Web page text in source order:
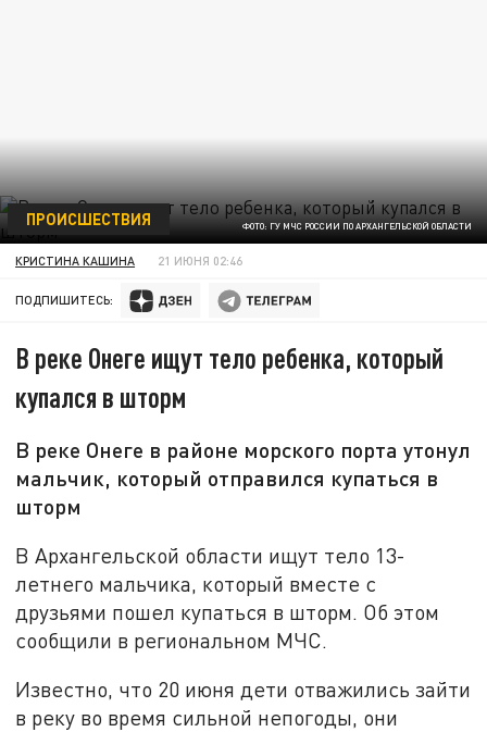
ФОТО: ГУ МЧС РОССИИ ПО АРХАНГЕЛЬСКОЙ ОБЛАСТИ
ПРОИСШЕСТВИЯ
КРИСТИНА КАШИНА 21 ИЮНЯ 02:46
ПОДПИШИТЕСЬ:
В реке Онеге ищут тело ребенка, который
купался в шторм
В реке Онеге в районе морского порта утонул
мальчик, который отправился купаться в
шторм
В Архангельской области ищут тело 13-
летнего мальчика, который вместе с
друзьями пошел купаться в шторм. Об этом
сообщили в региональном МЧС.
Известно, что 20 июня дети отважились зайти
в реку во время сильной непогоды, они